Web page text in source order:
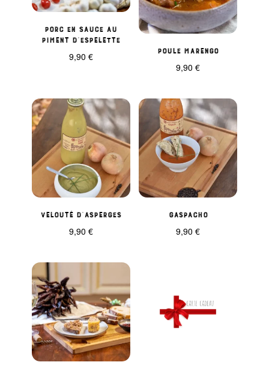
Porc en sauce au
piment d’Espelette
9,90 €
Poule marengo
9,90€
Velouté d’asperges
9,90 €
Gaspacho
9,90€